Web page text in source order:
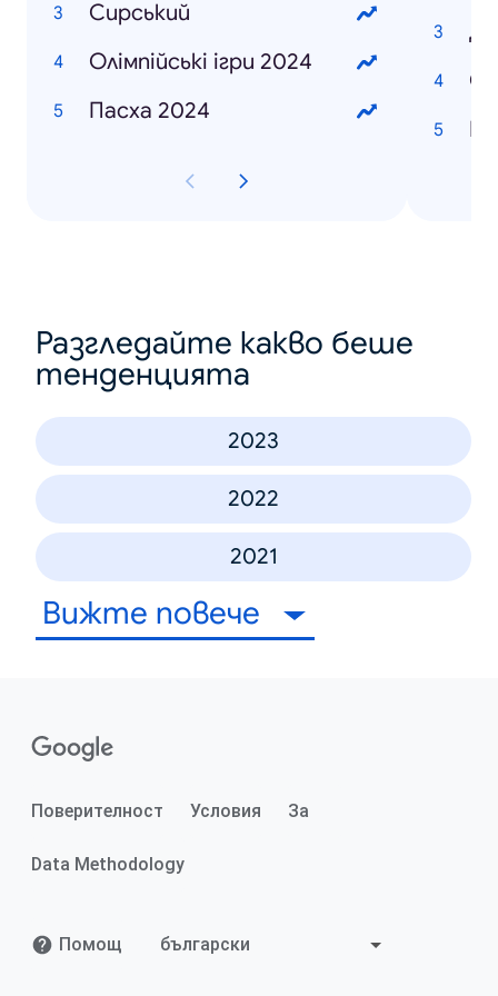
Сирський
Олімпійські ігри 2024
Пасха 2024
Разгледайте какво беше
тенденцията
2023
2022
2021
Вижте повече
Поверителност Условия За
Data Methodology
Помощ